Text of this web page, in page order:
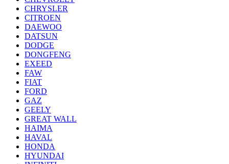
CHRYSLER
CITROEN
DAEWOO
DATSUN
DODGE
DONGFENG
EXEED
FAW
FIAT
FORD
GAZ
GEELY
GREAT WALL
HAIMA
HAVAL
HONDA
HYUNDAI